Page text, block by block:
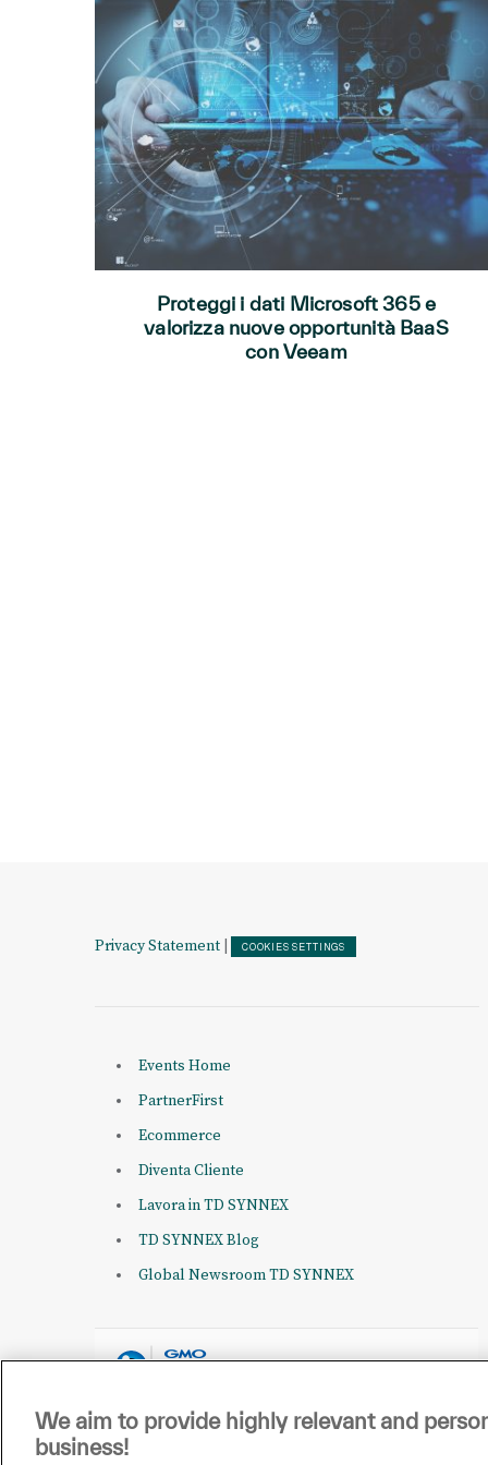
Proteggi i dati Microsoft 365 e
valorizza nuove opportunità BaaS
con Veeam
Privacy Statement COOKIES SETTINGS
Events Home
PartnerFirst
Ecommerce
Diventa Cliente
Lavora in TD SYNNEX
TD SYNNEX Blog
Global Newsroom TD SYNNEX
We aim to provide highly relevant and
business!